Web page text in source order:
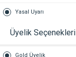
Yasal Uyarı
Üyelik Seçenekleri
Gold Üyelik